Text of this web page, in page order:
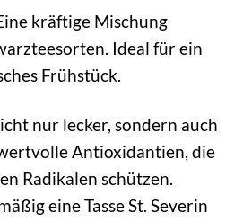
kräftige Mischung
Ideal für ein
Frühstück.
nur lecker, sondern auch
Antioxidantien, die
Radikalen schützen.
eine Tasse St. Severin